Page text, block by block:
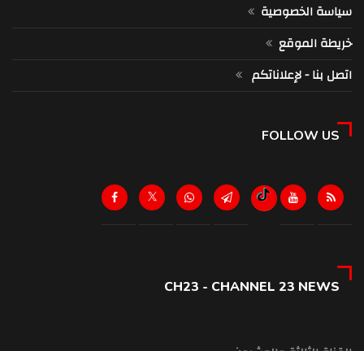
سياسة الخصوصية
خريطة الموقع
اتصل بنا - لإعلاناتكم
FOLLOW US
CH23 - CHANNEL 23 NEWS